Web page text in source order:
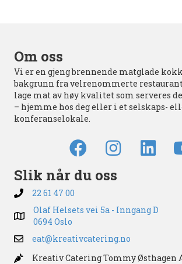
Om oss
Vi er en gjeng brennende matglade
bakgrunn fra velrenommerte
lage mat av høy kvalitet som serveres
– hjemme hos deg eller i et selskaps-
konferanselokale.
Slik når du oss
22 61 47 00
Olaf Helsets vei 5a - Inngang D
0694 Oslo
eat@kreativcatering.no
Kreativ Catering Tommy Østhagen